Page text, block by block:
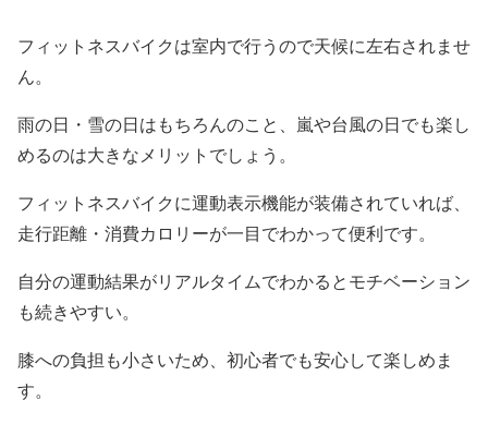
フィットネスバイクは室内で行うので天候に左右されませ
ん。
雨の日・雪の日はもちろんのこと、嵐や台風の日でも楽し
めるのは大きなメリットでしょう。
フィットネスバイクに運動表示機能が装備されていれば、
走行距離・消費カロリーが一目でわかって便利です。
自分の運動結果がリアルタイムでわかるとモチベーション
も続きやすい。
膝への負担も小さいため、初心者でも安心して楽しめま
す。